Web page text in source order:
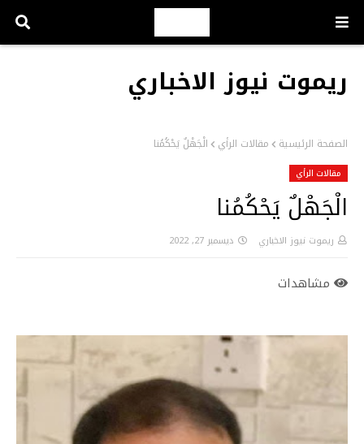
ريموت نيوز الاخباري
الصفحة الرئيسية مقالات الرأي الْجَهْلٌ يَحْكُمُنا
مقالات الرأي
الْجَهْلٌ يَحْكُمُنا
ريموت نيوز الاخباري ديسمبر 27, 2022
مشاهدات